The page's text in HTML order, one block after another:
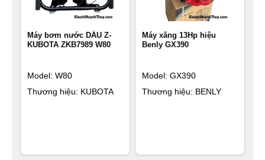
Máy bơm nước DẦU Z-
KUBOTA ZKB7989 W80
Model: W80
Thương hiệu: KUBOTA
Máy xăng 13Hp hiệu
Benly GX390
Model: GX390
Thương hiệu: BENLY